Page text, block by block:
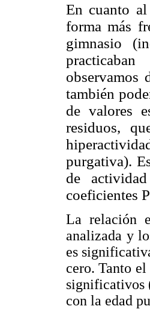
En cuanto
forma más
gimnasio
observamos
también
de valores
residuos,
purgativa).
de
coeficientes
La relación
analizada y
es
cero. Tanto
significativos
con la edad